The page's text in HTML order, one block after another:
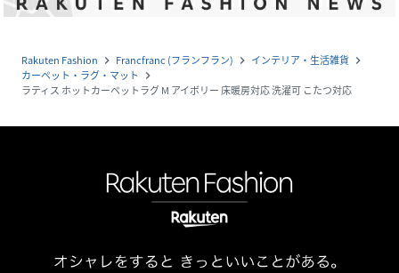
Rakuten Fashion navigate_next Francfranc (フランフラン) navigate_next インテリア・生活雑貨 navigate_next
カーペット・ラグ・マット navigate_next
ラティス ホットカーペットラグ M アイボリー 床暖房対応 洗濯可 こたつ対応